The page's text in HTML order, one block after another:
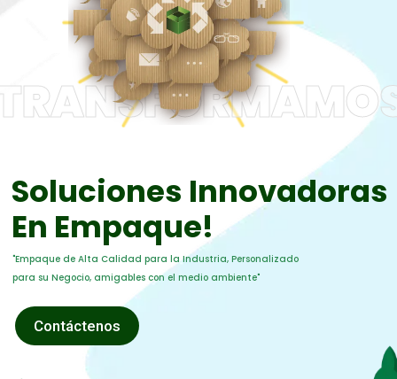
Soluciones Innovadoras
En Empaque!
"Empaque de Alta Calidad para la Industria, Personalizado
para su Negocio, amigables con el medio ambiente"
Contáctenos